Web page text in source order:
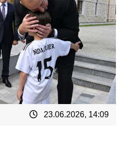
23.06.2026, 14:09